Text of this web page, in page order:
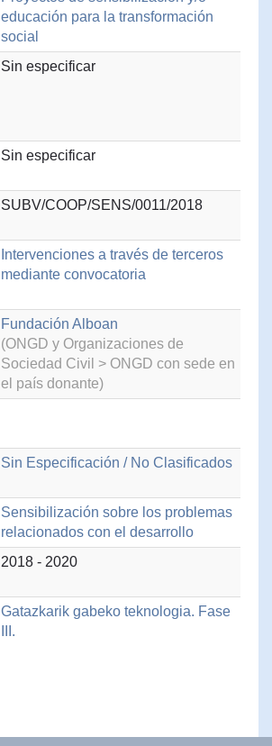
educación para la transformación
social
Sin especificar
Sin especificar
SUBV/COOP/SENS/0011/2018
Intervenciones a través de terceros
mediante convocatoria
Fundación Alboan
(ONGD y Organizaciones de
Sociedad Civil > ONGD con sede en
el país donante)
Sin Especificación / No Clasificados
Sensibilización sobre los problemas
relacionados con el desarrollo
2018 - 2020
Gatazkarik gabeko teknologia. Fase
III.